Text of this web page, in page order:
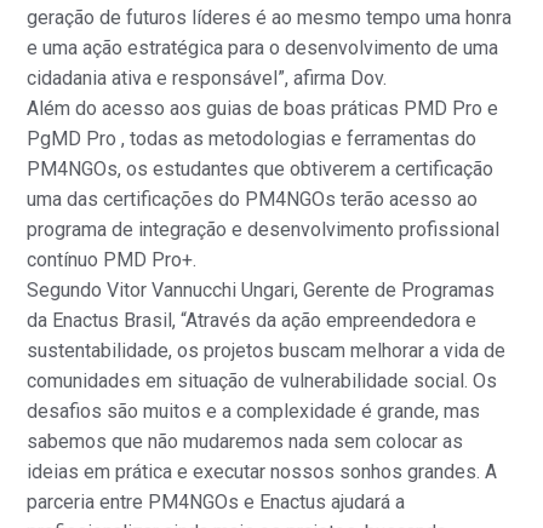
geração de futuros líderes é ao mesmo tempo uma honra
e uma ação estratégica para o desenvolvimento de uma
cidadania ativa e responsável”, afirma Dov.
Além do acesso aos guias de boas práticas PMD Pro e
PgMD Pro , todas as metodologias e ferramentas do
PM4NGOs, os estudantes que obtiverem a certificação
uma das certificações do PM4NGOs terão acesso ao
programa de integração e desenvolvimento profissional
contínuo PMD Pro+.
Segundo Vitor Vannucchi Ungari, Gerente de Programas
da Enactus Brasil, “Através da ação empreendedora e
sustentabilidade, os projetos buscam melhorar a vida de
comunidades em situação de vulnerabilidade social. Os
desafios são muitos e a complexidade é grande, mas
sabemos que não mudaremos nada sem colocar as
ideias em prática e executar nossos sonhos grandes. A
parceria entre PM4NGOs e Enactus ajudará a